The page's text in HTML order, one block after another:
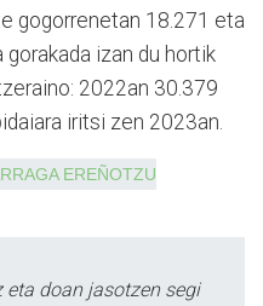
gogorrenetan 18.271 eta
izan du hortik
2022an 30.379
iritsi zen 2023an.
EREÑOTZU
eta doan jasotzen segi